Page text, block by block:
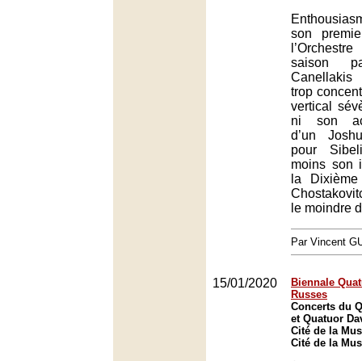
son
saison
trop
vertical
ni son
d’un
pour
moins son
la
le moindre
Par Vincent
15/01/2020
Biennale
Russes
Concerts du
et Quatuor
Cité de la
Cité de la